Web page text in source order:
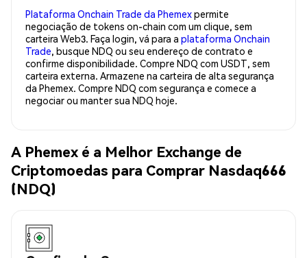
Plataforma Onchain Trade da Phemexpermite
negociação de tokens on-chain com um clique, sem
carteira Web3. Faça login, vá para a plataforma Onchain
Trade, busque NDQ ou seu endereço de contrato e
confirme disponibilidade. Compre NDQ com USDT, sem
carteira externa. Armazene na carteira de alta segurança
da Phemex. Compre NDQ com segurança e comece a
negociar ou manter sua NDQ hoje.
A Phemex é a Melhor Exchange de
Criptomoedas para Comprar Nasdaq666
(NDQ)